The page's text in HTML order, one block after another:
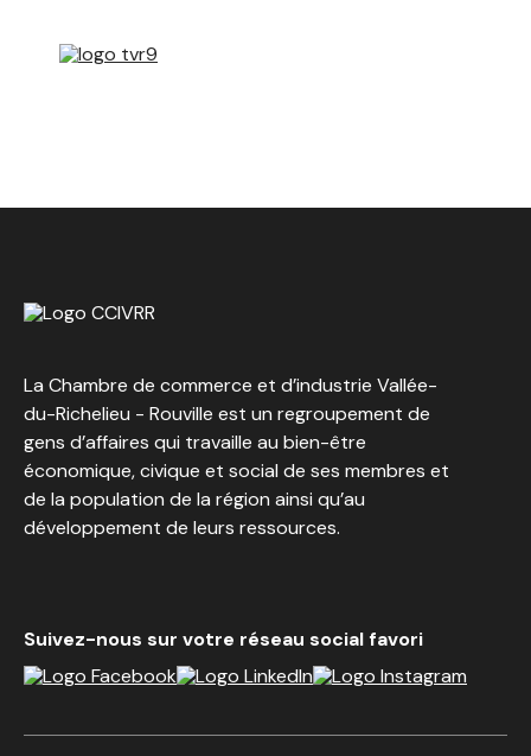
La Chambre de commerce et d’industrie Vallée-
du-Richelieu - Rouville est un regroupement de
gens d’affaires qui travaille au bien-être
économique, civique et social de ses membres et
de la population de la région ainsi qu’au
développement de leurs ressources.
Suivez-nous sur votre réseau social favori